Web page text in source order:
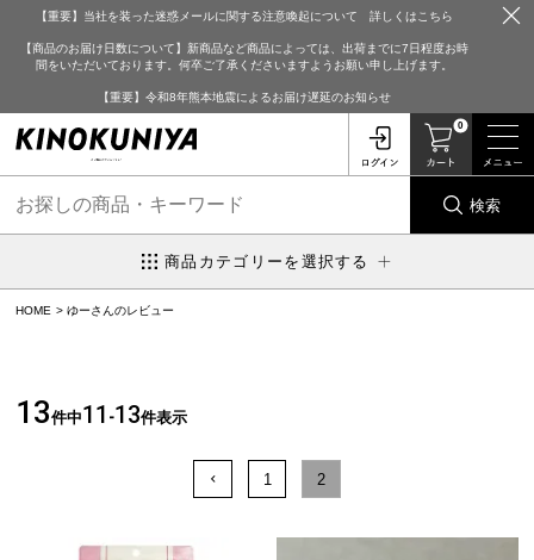
【重要】当社を装った迷惑メールに関する注意喚起について 詳しくはこちら
【商品のお届け日数について】新商品など商品によっては、出荷までに7日程度お時
間をいただいております。何卒ご了承くださいますようお願い申し上げます。
【重要】令和8年熊本地震によるお届け遅延のお知らせ
0
検索
商品カテゴリーを選択する
HOME ゆーさんのレビュー
13件中11 -13件表示
1 2